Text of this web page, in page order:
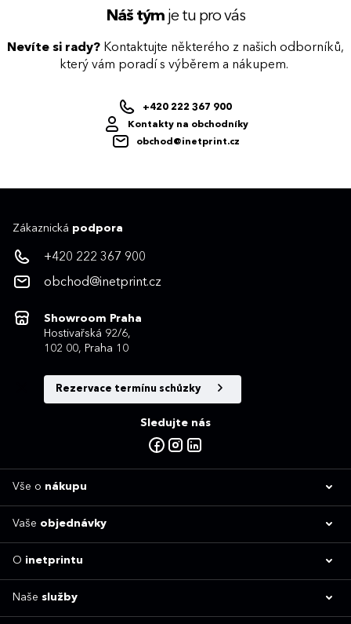
Náš týmje tu pro vás
Nevíte si rady? Kontaktujte některého z našich odborníků,
který vám poradí s výběrem a nákupem.
+420 222 367 900
Kontakty na obchodníky
obchod@inetprint.cz
Zákaznická podpora
+420 222 367 900
obchod@inetprint.cz
Showroom Praha
Hostivařská 92/6,
102 00, Praha 10
Rezervace termínu schůzky
Sledujte nás
Vše o nákupu
Vaše objednávky
O inetprintu
Naše služby